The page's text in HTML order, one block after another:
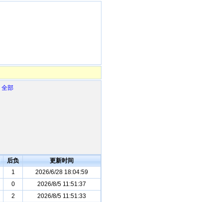
全部
后负
更新时间
1
2026/6/28 18:04:59
0
2026/8/5 11:51:37
2
2026/8/5 11:51:33